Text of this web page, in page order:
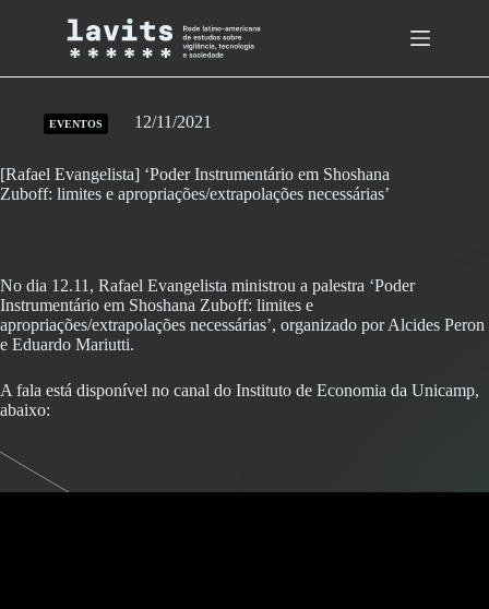
EVENTOS 12/11/2021
[Rafael Evangelista] ‘Poder Instrumentário em Shoshana
Zuboff: limites e apropriações/extrapolações necessárias’
No dia 12.11, Rafael Evangelista ministrou a palestra ‘Poder
Instrumentário em Shoshana Zuboff: limites e
apropriações/extrapolações necessárias’, organizado por Alcides Peron
e Eduardo Mariutti.
A fala está disponível no canal do Instituto de Economia da Unicamp,
abaixo: